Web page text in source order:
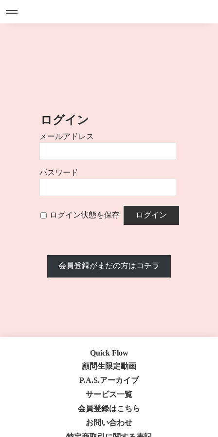
ログイン
メールアドレス
パスワード
ログイン状態を保存
会員登録がまだの方はコチラ
Quick Flow
顧問生限定動画
P.A.S.アーカイブ
サービス一覧
会員登録はこちら
お問い合わせ